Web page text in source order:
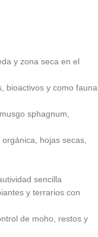
y zona seca en el
bioactivos y como fauna
sphagnum,
hojas secas,
sencilla
y terrarios con
de moho, restos y